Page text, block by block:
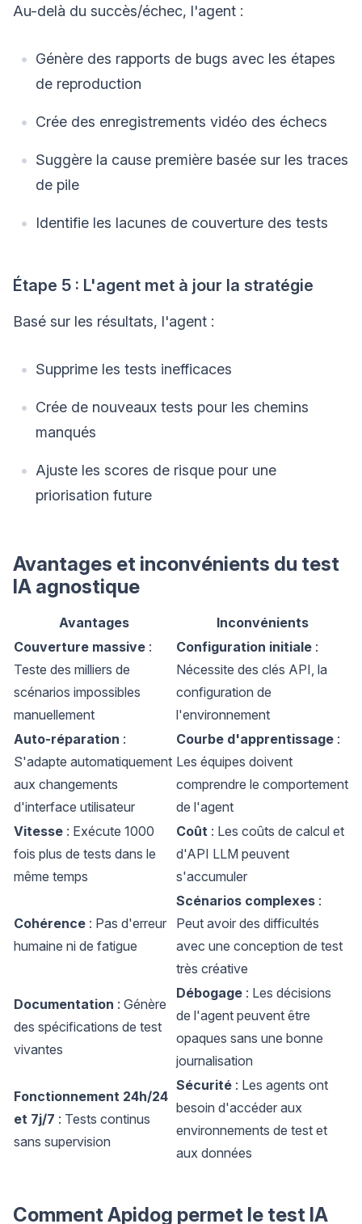
Au-delà du succès/échec, l'agent :
Génère des rapports de bugs avec les étapes
de reproduction
Crée des enregistrements vidéo des échecs
Suggère la cause première basée sur les traces
de pile
Identifie les lacunes de couverture des tests
Étape 5 : L'agent met à jour la stratégie
Basé sur les résultats, l'agent :
Supprime les tests inefficaces
Crée de nouveaux tests pour les chemins
manqués
Ajuste les scores de risque pour une
priorisation future
Avantages et inconvénients du test
IA agnostique
Avantages
Inconvénients
Couverture massive :
Teste des milliers de
scénarios impossibles
manuellement
Configuration initiale :
Nécessite des clés API, la
configuration de
l'environnement
Auto-réparation :
S'adapte automatiquement
aux changements
d'interface utilisateur
Courbe d'apprentissage :
Les équipes doivent
comprendre le comportement
de l'agent
Vitesse : Exécute 1000
fois plus de tests dans le
même temps
Coût : Les coûts de calcul et
d'API LLM peuvent
s'accumuler
Cohérence : Pas d'erreur
humaine ni de fatigue
Scénarios complexes :
Peut avoir des difficultés
avec une conception de test
très créative
Documentation : Génère
des spécifications de test
vivantes
Débogage : Les décisions
de l'agent peuvent être
opaques sans une bonne
journalisation
Fonctionnement 24h/24
et 7j/7 : Tests continus
sans supervision
Sécurité : Les agents ont
besoin d'accéder aux
environnements de test et
aux données
Comment Apidog permet le test IA